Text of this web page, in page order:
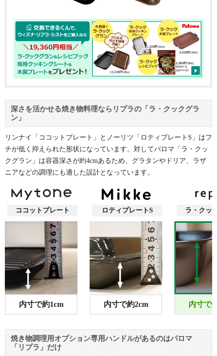
深さを活かせる焼き物料理ならリプラの「ラ・クックグラ
ン」
リンナイ「ココットプレート」とノーリツ「ロティプレートS」はフ
チが低く抑えられた形状になっています。対してパロマ「ラ・クッ
クグラン」は容器深さが約4cmあるため、グラタンやドリア、ラザ
ニアなどの調理にも適した設計となっています。
ココットプレート
内寸で約1cm
ロティプレートS
内寸で約2cm
ラ・クッ
内寸で
焼き物調理用オプション専用ハンドルがあるのはパロマ
「リプラ」だけ